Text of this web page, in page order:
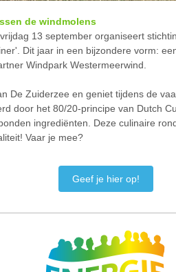
de windmolens
13 september organiseert
Dit jaar in een bijzondere vorm:
Windpark Westermeerwind.
De Zuiderzee en geniet tijdens de
door het 80/20-principe van Dutch
ingrediënten. Deze culinaire
Vaar je mee?
Geef je hier op!